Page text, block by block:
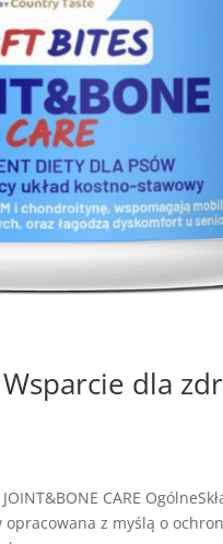
Wsparcie dla
CARE
opracowana z myślą o